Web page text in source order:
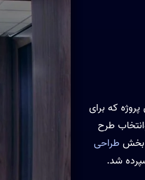
که برای
طرح
بخش طراحی
شد.